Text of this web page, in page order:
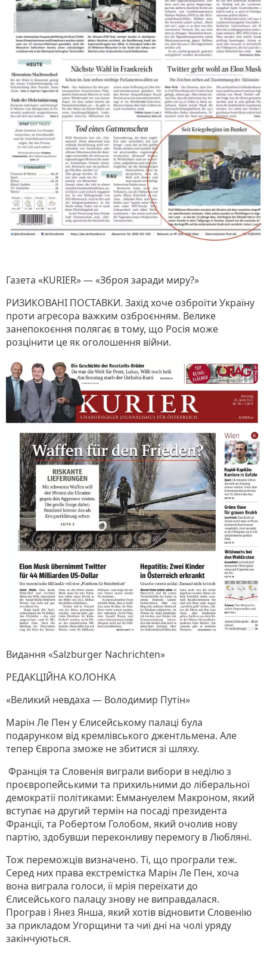
Газета «KURIER» — «Зброя заради миру?»
РИЗИКОВАНІ ПОСТАВКИ. Захід хоче озброїти Україну
проти агресора важким озброєнням. Велике
занепокоєння полягає в тому, що Росія може
розцінити це як оголошення війни.
Видання «Salzburger Nachrichten»
РЕДАКЦІЙНА КОЛОНКА
«Великий невдаха — Володимир Путін»
Марін Ле Пен у Єлисейському палаці була
подарунком від кремлівського джентльмена. Але
тепер Європа зможе не збитися зі шляху.
Франція та Словенія виграли вибори в неділю з
проєвропейськими та прихильними до ліберальної
демократії політиками: Еммануелем Макроном, який
вступає на другий термін на посаді президента
Франції, та Робертом Голобом, який очолив нову
партію, здобувши переконливу перемогу в Любляні.
Тож переможців визначено. Ті, що програли теж.
Серед них права екстремістка Марін Ле Пен, хоча
вона виграла голоси, її мрія переїхати до
Єлисейського палацу знову не виправдалася.
Програв і Янез Янша, який хотів відновити Словенію
за прикладом Угорщини та чиї дні на чолі уряду
закінчуються.